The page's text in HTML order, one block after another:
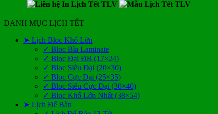
là:
32.000₫.
tại
là:
23.000₫.
DANH MỤC LỊCH TẾT
➤ Lịch Bloc Khổ Lớn
✓ Bloc Bìa Laminate
✓ Bloc Đại ĐB (17×24)
✓ Bloc Siêu Đại (20×30)
✓ Bloc Cực Đại (25×35)
✓ Bloc Siêu Cực Đại (30×40)
✓ Bloc Khổ Lớn Nhất (38×54)
➤ Lịch Để Bàn